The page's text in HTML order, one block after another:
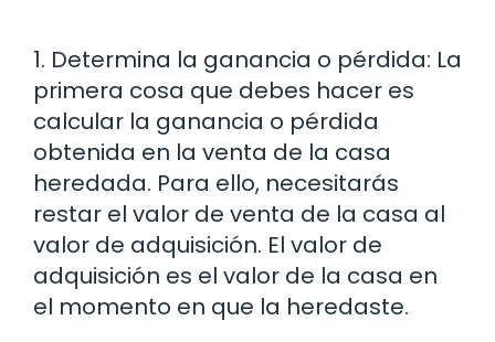
1. Determina la ganancia o pérdida: La
primera cosa que debes hacer es
calcular la ganancia o pérdida
obtenida en la venta de la casa
heredada. Para ello, necesitarás
restar el valor de venta de la casa al
valor de adquisición. El valor de
adquisición es el valor de la casa en
el momento en que la heredaste.